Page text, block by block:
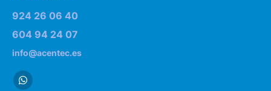
924 26 06 40
604 94 24 07
info@acentec.es